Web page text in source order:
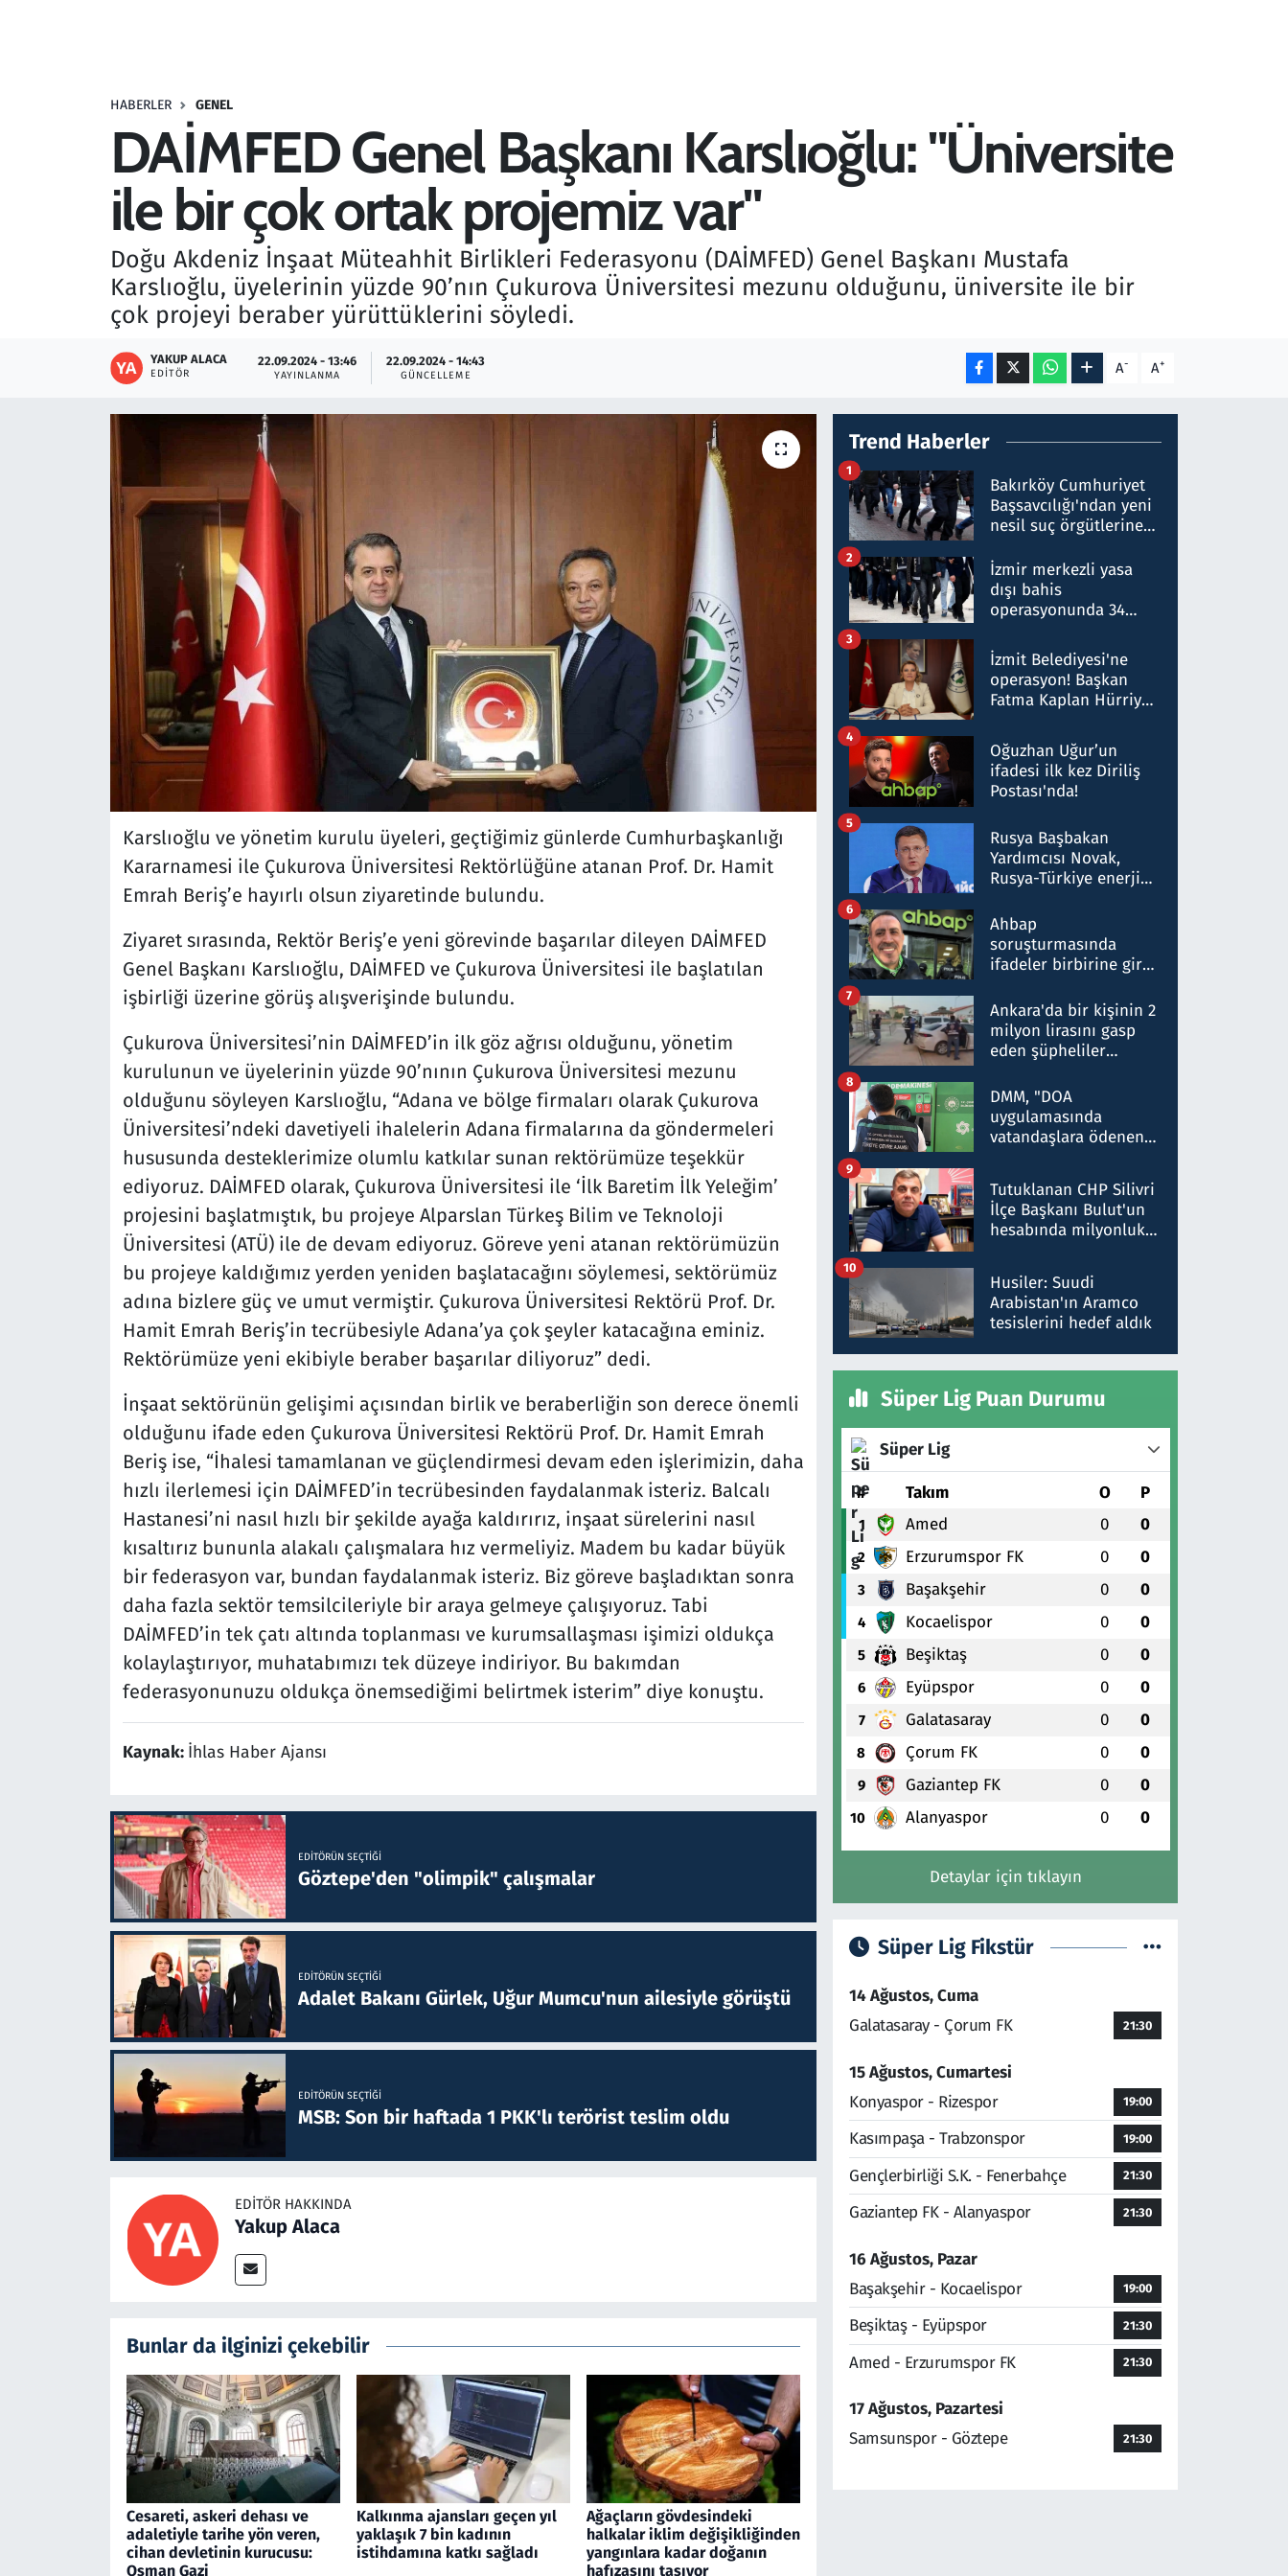
HABERLER GENEL
DAİMFED Genel Başkanı Karslıoğlu: "Üniversite
ile bir çok ortak projemiz var"
Doğu Akdeniz İnşaat Müteahhit Birlikleri Federasyonu (DAİMFED) Genel Başkanı Mustafa
Karslıoğlu, üyelerinin yüzde 90’nın Çukurova Üniversitesi mezunu olduğunu, üniversite ile bir
çok projeyi beraber yürüttüklerini söyledi.
YAKUP ALACA
EDITÖR
22.09.2024 - 13:46
YAYINLANMA
22.09.2024 - 14:43
GÜNCELLEME A- A+
Karslıoğlu ve yönetim kurulu üyeleri, geçtiğimiz günlerde Cumhurbaşkanlığı
Kararnamesi ile Çukurova Üniversitesi Rektörlüğüne atanan Prof. Dr. Hamit
Emrah Beriş’e hayırlı olsun ziyaretinde bulundu.
Ziyaret sırasında, Rektör Beriş’e yeni görevinde başarılar dileyen DAİMFED
Genel Başkanı Karslıoğlu, DAİMFED ve Çukurova Üniversitesi ile başlatılan
işbirliği üzerine görüş alışverişinde bulundu.
Çukurova Üniversitesi’nin DAİMFED’in ilk göz ağrısı olduğunu, yönetim
kurulunun ve üyelerinin yüzde 90’nının Çukurova Üniversitesi mezunu
olduğunu söyleyen Karslıoğlu, “Adana ve bölge firmaları olarak Çukurova
Üniversitesi’ndeki davetiyeli ihalelerin Adana firmalarına da göndermeleri
hususunda desteklerimize olumlu katkılar sunan rektörümüze teşekkür
ediyoruz. DAİMFED olarak, Çukurova Üniversitesi ile ‘İlk Baretim İlk Yeleğim’
projesini başlatmıştık, bu projeye Alparslan Türkeş Bilim ve Teknoloji
Üniversitesi (ATÜ) ile de devam ediyoruz. Göreve yeni atanan rektörümüzün
bu projeye kaldığımız yerden yeniden başlatacağını söylemesi, sektörümüz
adına bizlere güç ve umut vermiştir. Çukurova Üniversitesi Rektörü Prof. Dr.
Hamit Emrah Beriş’in tecrübesiyle Adana’ya çok şeyler katacağına eminiz.
Rektörümüze yeni ekibiyle beraber başarılar diliyoruz” dedi.
İnşaat sektörünün gelişimi açısından birlik ve beraberliğin son derece önemli
olduğunu ifade eden Çukurova Üniversitesi Rektörü Prof. Dr. Hamit Emrah
Beriş ise, “İhalesi tamamlanan ve güçlendirmesi devam eden işlerimizin, daha
hızlı ilerlemesi için DAİMFED’in tecrübesinden faydalanmak isteriz. Balcalı
Hastanesi’ni nasıl hızlı bir şekilde ayağa kaldırırız, inşaat sürelerini nasıl
kısaltırız bununla alakalı çalışmalara hız vermeliyiz. Madem bu kadar büyük
bir federasyon var, bundan faydalanmak isteriz. Biz göreve başladıktan sonra
daha fazla sektör temsilcileriyle bir araya gelmeye çalışıyoruz. Tabi
DAİMFED’in tek çatı altında toplanması ve kurumsallaşması işimizi oldukça
kolaylaştırıyor, muhatabımızı tek düzeye indiriyor. Bu bakımdan
federasyonunuzu oldukça önemsediğimi belirtmek isterim” diye konuştu.
Kaynak: İhlas Haber Ajansı
EDITÖRÜN SEÇTIĞI
Göztepe'den "olimpik" çalışmalar
EDITÖRÜN SEÇTIĞI
Adalet Bakanı Gürlek, Uğur Mumcu'nun ailesiyle görüştü
EDITÖRÜN SEÇTIĞI
MSB: Son bir haftada 1 PKK'lı terörist teslim oldu
EDITÖR HAKKINDA
Yakup Alaca
Bunlar da ilginizi çekebilir
Cesareti, askeri dehası ve
adaletiyle tarihe yön veren,
cihan devletinin kurucusu:
Osman Gazi
Kalkınma ajansları geçen yıl
yaklaşık 7 bin kadının
istihdamına katkı sağladı
Ağaçların gövdesindeki
halkalar iklim değişikliğinden
yangınlara kadar doğanın
hafızasını taşıyor
Trend Haberler
Bakırköy Cumhuriyet
Başsavcılığı'ndan yeni
nesil suç örgütlerine
hakkında gözaltı kararı
1
İzmir merkezli yasa
dışı bahis
operasyonunda 34
Milyar liralık para
trafiği tespit edildi
2
İzmit Belediyesi'ne
operasyon! Başkan
Fatma Kaplan Hürriyet
3
Oğuzhan Uğur’un
ifadesi ilk kez Diriliş
Postası'nda!
4
Rusya Başbakan
Yardımcısı Novak,
Rusya-Türkiye enerji
nitelikte olduğunu
belirtti
5
Ahbap
soruşturmasında
ifadeler birbirine girdi:
ifadelerinden ortaya
çıkan tablo şok etti
6
Ankara'da bir kişinin 2
milyon lirasını gasp
eden şüpheliler
7
DMM, "DOA
uygulamasında
vatandaşlara ödenen
düşürüldüğü" iddiasını
yalanladı
8
Tutuklanan CHP Silivri
İlçe Başkanı Bulut'un
hesabında milyonluk
talimat verdi, ben
gönderdim
9
Husiler: Suudi
Arabistan'ın Aramco
tesislerini hedef aldık
10
Süper Lig Puan Durumu
Süper Lig
# Takım O P
1 Amed 0 0
2 Erzurumspor FK 0 0
3 Başakşehir 0 0
4 Kocaelispor 0 0
5 Beşiktaş 0 0
6 Eyüpspor 0 0
7 Galatasaray 0 0
8 Çorum FK 0 0
9 Gaziantep FK 0 0
10 Alanyaspor 0 0
Detaylar için tıklayın
Süper Lig Fikstür
14 Ağustos, Cuma
Galatasaray - Çorum FK
21:30
15 Ağustos, Cumartesi
Konyaspor - Rizespor
19:00
Kasımpaşa - Trabzonspor 19:00
Gençlerbirliği S.K. - Fenerbahçe 21:30
Gaziantep FK - Alanyaspor 21:30
16 Ağustos, Pazar
Başakşehir - Kocaelispor
19:00
Beşiktaş - Eyüpspor 21:30
Amed - Erzurumspor FK 21:30
17 Ağustos, Pazartesi
Samsunspor - Göztepe
21:30
Savunma Sanayi
Televizyon